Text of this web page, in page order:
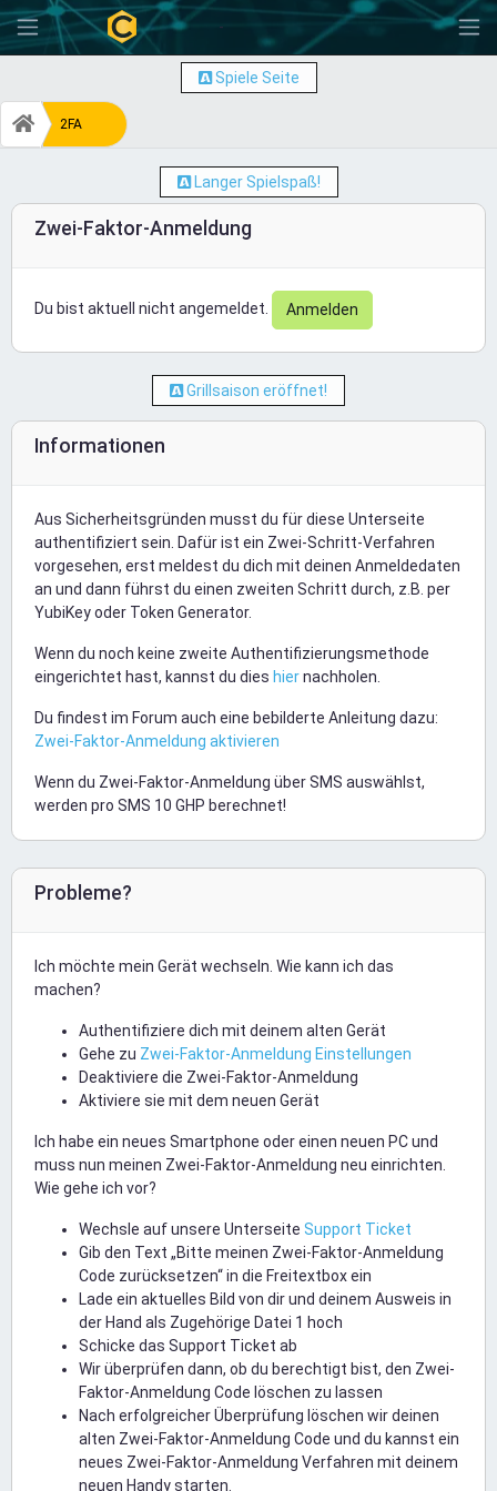
-
Spiele Seite
2FA
Langer Spielspaß!
Zwei-Faktor-Anmeldung
Du bist aktuell nicht angemeldet. Anmelden
Grillsaison eröffnet!
Informationen
Aus Sicherheitsgründen musst du für diese Unterseite
authentifiziert sein. Dafür ist ein Zwei-Schritt-Verfahren
vorgesehen, erst meldest du dich mit deinen Anmeldedaten
an und dann führst du einen zweiten Schritt durch, z.B. per
YubiKey oder Token Generator.
Wenn du noch keine zweite Authentifizierungsmethode
eingerichtet hast, kannst du dies hiernachholen.
Du findest im Forum auch eine bebilderte Anleitung dazu:
Zwei-Faktor-Anmeldung aktivieren
Wenn du Zwei-Faktor-Anmeldung über SMS auswählst,
werden pro SMS 10 GHP berechnet!
Probleme?
Ich möchte mein Gerät wechseln. Wie kann ich das
machen?
Authentifiziere dich mit deinem alten Gerät
Gehe zu Zwei-Faktor-Anmeldung Einstellungen
Deaktiviere die Zwei-Faktor-Anmeldung
Aktiviere sie mit dem neuen Gerät
Ich habe ein neues Smartphone oder einen neuen PC und
muss nun meinen Zwei-Faktor-Anmeldung neu einrichten.
Wie gehe ich vor?
Wechsle auf unsere Unterseite Support Ticket
Gib den Text „Bitte meinen Zwei-Faktor-Anmeldung
Code zurücksetzen“ in die Freitextbox ein
Lade ein aktuelles Bild von dir und deinem Ausweis in
der Hand als Zugehörige Datei 1 hoch
Schicke das Support Ticket ab
Wir überprüfen dann, ob du berechtigt bist, den Zwei-
Faktor-Anmeldung Code löschen zu lassen
Nach erfolgreicher Überprüfung löschen wir deinen
alten Zwei-Faktor-Anmeldung Code und du kannst ein
neues Zwei-Faktor-Anmeldung Verfahren mit deinem
neuen Handy starten.